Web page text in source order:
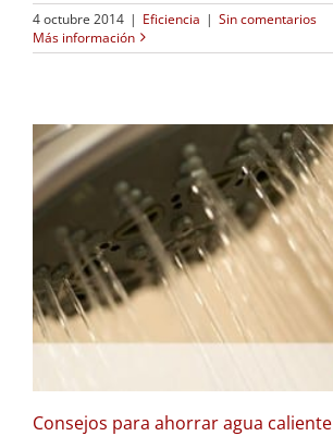
4 octubre 2014 | Eficiencia | Sin comentarios
Más información
Consejos para ahorrar agua caliente